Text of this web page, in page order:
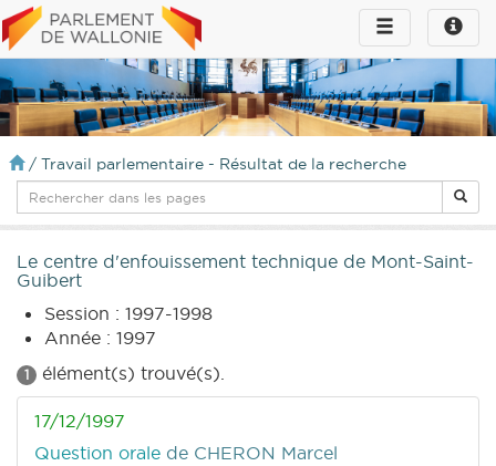
Toggle
infos
Toggle
navigation
/ Travail parlementaire - Résultat de la recherche
Le centre d'enfouissement technique de Mont-Saint-
Guibert
Session : 1997-1998
Année : 1997
1 élément(s) trouvé(s).
17/12/1997
Question orale de CHERON Marcel